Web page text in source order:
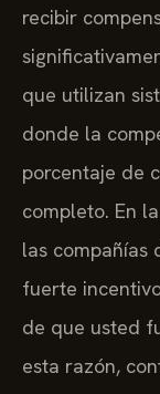
recibir
que utilizan
donde la
porcentaje de
completo. En
las compañías
fuerte
de que usted
esta razón,